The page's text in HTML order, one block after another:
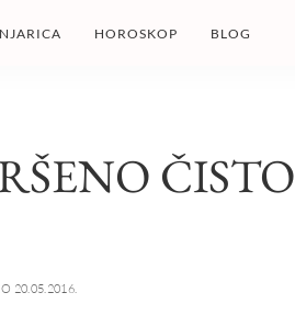
HOROSKOP BLOG
ČISTO
20.05.2016.